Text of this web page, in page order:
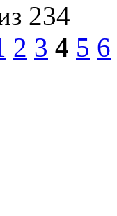
234
2 3 4 5 6